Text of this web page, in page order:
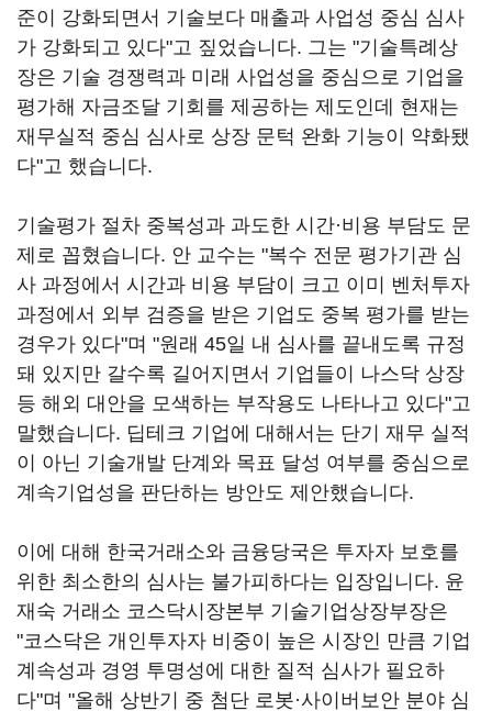
준이 강화되면서 기술보다 매출과 사업성 중심 심사
가 강화되고 있다"고 짚었습니다. 그는 "기술특례상
장은 기술 경쟁력과 미래 사업성을 중심으로 기업을
평가해 자금조달 기회를 제공하는 제도인데 현재는
재무실적 중심 심사로 상장 문턱 완화 기능이 약화됐
다"고 했습니다.
기술평가 절차 중복성과 과도한 시간·비용 부담도 문
제로 꼽혔습니다. 안 교수는 "복수 전문 평가기관 심
사 과정에서 시간과 비용 부담이 크고 이미 벤처투자
과정에서 외부 검증을 받은 기업도 중복 평가를 받는
경우가 있다"며 "원래 45일 내 심사를 끝내도록 규정
돼 있지만 갈수록 길어지면서 기업들이 나스닥 상장
등 해외 대안을 모색하는 부작용도 나타나고 있다"고
말했습니다. 딥테크 기업에 대해서는 단기 재무 실적
이 아닌 기술개발 단계와 목표 달성 여부를 중심으로
계속기업성을 판단하는 방안도 제안했습니다.
이에 대해 한국거래소와 금융당국은 투자자 보호를
위한 최소한의 심사는 불가피하다는 입장입니다. 윤
재숙 거래소 코스닥시장본부 기술기업상장부장은
"코스닥은 개인투자자 비중이 높은 시장인 만큼 기업
계속성과 경영 투명성에 대한 질적 심사가 필요하
다"며 "올해 상반기 중 첨단 로봇·사이버보안 분야 심